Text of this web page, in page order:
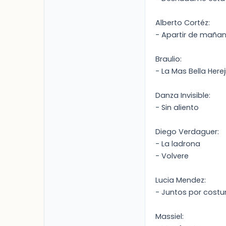
Alberto Cortéz:
- Apartir de
Braulio:
- La Mas Bella
Danza Invisible:
- Sin aliento
Diego Verdaguer:
- La ladrona
- Volvere
Lucia Mendez:
- Juntos por
Massiel: